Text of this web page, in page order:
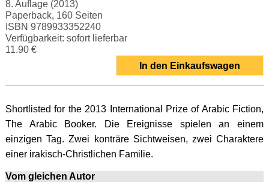
8. Auflage (2013)
Paperback, 160 Seiten
ISBN 9789933352240
Verfügbarkeit: sofort lieferbar
11.90 €
In den Einkaufswagen
Shortlisted for the 2013 International Prize of Arabic Fiction,
The Arabic Booker. Die Ereignisse spielen an einem
einzigen Tag. Zwei konträre Sichtweisen, zwei Charaktere
einer irakisch-Christlichen Familie.
Vom gleichen Autor